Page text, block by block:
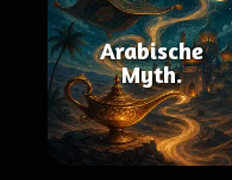
Arabische
Myth.